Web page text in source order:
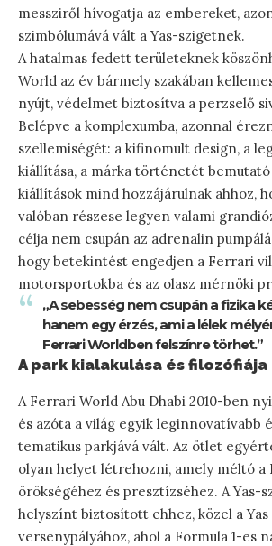
messziről hívogatja az embereket,
szimbólumává vált a Yas-szigetnek.
A hatalmas fedett területeknek
World az év bármely szakában
nyújt, védelmet biztosítva a perzselő
Belépve a komplexumba, azonnal
szellemiségét: a kifinomult design, a
kiállítása, a márka történetét
kiállítások mind hozzájárulnak ahhoz,
valóban részese legyen valami
célja nem csupán az adrenalin
hogy betekintést engedjen a Ferrari
motorsportokba és az olasz mérnöki
„A sebesség nem csupán a fizika
hanem egy érzés, ami a lélek
Ferrari Worldben felszínre törhet.”
A park kialakulása és filozófiája
A Ferrari World Abu Dhabi 2010-ben
és azóta a világ egyik leginnovatívabb
tematikus parkjává vált. Az ötlet
olyan helyet létrehozni, amely méltó a
örökségéhez és presztízséhez. A Yas-
helyszínt biztosított ehhez, közel a
versenypályához, ahol a Formula 1-es